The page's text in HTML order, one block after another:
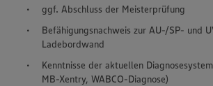
ggf. Abschluss der Meisterprüfung
Befähigungsnachweis zur AU-/SP- und
Ladebordwand
Kenntnisse der aktuellen
MB-Xentry, WABCO-Diagnose)